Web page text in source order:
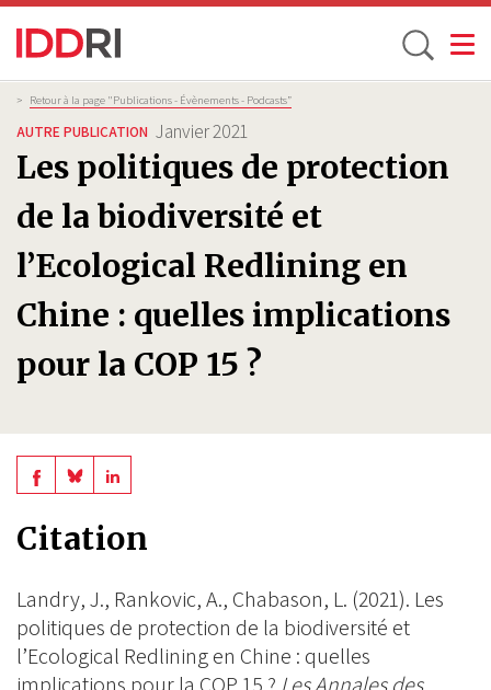
Aller
au
contenu
principal
Toggle
Fil
d'Ariane
> Retour à la page "Publications - Évènements - Podcasts”
AUTRE PUBLICATION Janvier 2021
Les politiques de protection
de la biodiversité et
l’Ecological Redlining en
Chine : quelles implications
pour la COP 15 ?
Share
on
Share
BlueSky
Share
Linkedin
Citation
Landry, J., Rankovic, A., Chabason, L. (2021). Les
politiques de protection de la biodiversité et
l’Ecological Redlining en Chine : quelles